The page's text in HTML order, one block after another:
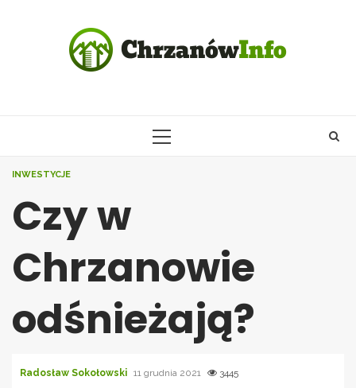
PRIMARY
INWESTYCJE
Czy w
Chrzanowie
odśnieżają?
Radosław Sokołowski 11 grudnia 2021 3445